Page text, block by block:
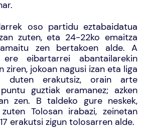
oso partidu eztabaidatua
zuten, eta 24-22ko emaitza
zen bertakoen alde. A
eibartarrei abantailarekin
ziren, jokoan nagusi izan eta liga
duten erakutsiz, orain arte
guztiak eramanez; azken
zen. B taldeko gure neskek,
Tolosan irabazi, zeinetan
erakutsi zigun tolosarren alde.